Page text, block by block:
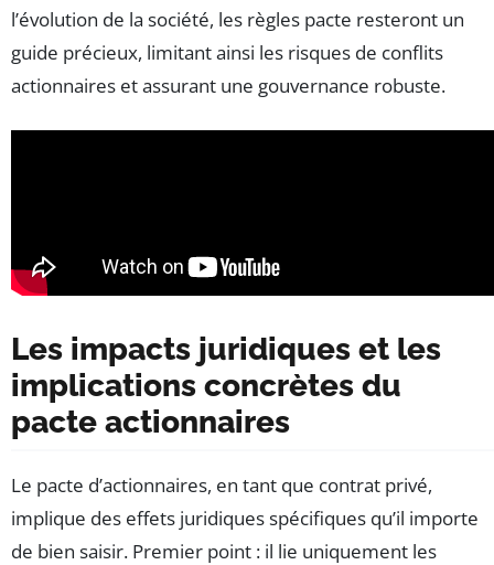
l’évolution de la société, les règles pacte resteront un
guide précieux, limitant ainsi les risques de conflits
actionnaires et assurant une gouvernance robuste.
Les impacts juridiques et les
implications concrètes du
pacte actionnaires
Le pacte d’actionnaires, en tant que contrat privé,
implique des effets juridiques spécifiques qu’il importe
de bien saisir. Premier point : il lie uniquement les